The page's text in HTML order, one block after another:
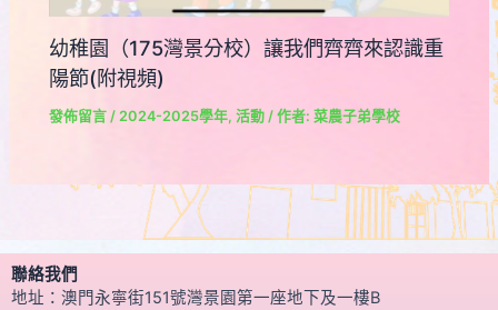
幼稚園（175灣景分校）讓我們齊齊來認識重
陽節(附視頻)
發佈留言 / 2024-2025學年,活動 / 作者:菜農子弟學校
聯絡我們
地址：澳門永寧街151號灣景園第一座地下及一樓B